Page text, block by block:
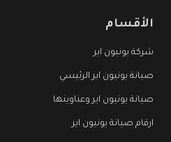
الأقسام
شركة يونيون اير
صيانة يونيون اير الرئيسي
صيانة يونيون اير وعناوينها
ارقام صيانة يونيون اير